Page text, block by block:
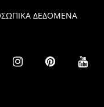
ΔΕΔΟΜΕΝΑ